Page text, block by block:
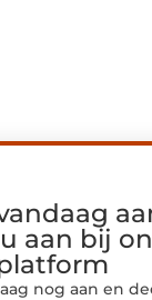
aan bij
nog aan en